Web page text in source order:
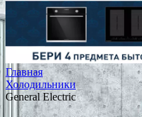
Главная
Холодильники
General Electric